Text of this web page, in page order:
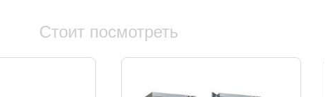
Стоит посмотреть